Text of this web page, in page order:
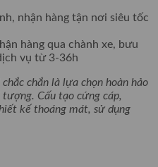
nhận hàng tận nơi siêu tốc
hàng qua chành xe, bưu
vụ từ 3-36h
chắc chắn là lựa chọn hoàn hảo
Cấu tạo cứng cáp,
kế thoáng mát, sử dụng